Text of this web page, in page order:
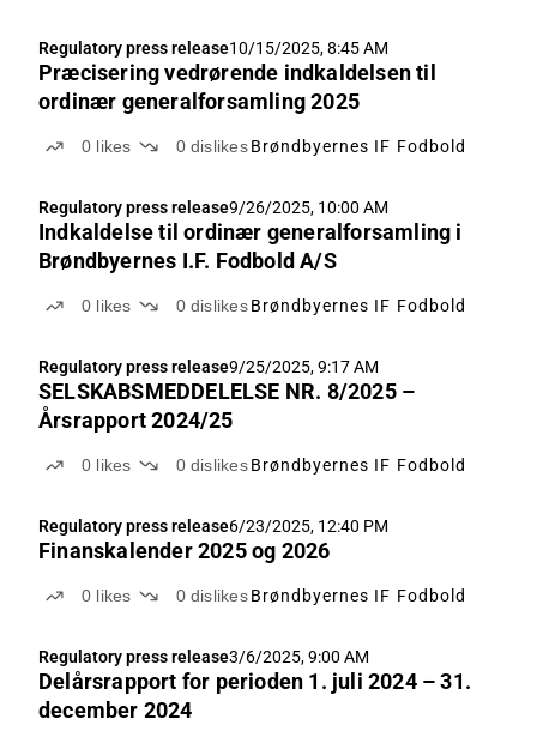
Regulatory press release10/15/2025, 8:45 AM
Præcisering vedrørende indkaldelsen til
ordinær generalforsamling 2025
0 likes 0 dislikes Brøndbyernes IF Fodbold
Regulatory press release9/26/2025, 10:00 AM
Indkaldelse til ordinær generalforsamling i
Brøndbyernes I.F. Fodbold A/S
0 likes 0 dislikes Brøndbyernes IF Fodbold
Regulatory press release9/25/2025, 9:17 AM
SELSKABSMEDDELELSE NR. 8/2025 –
Årsrapport 2024/25
0 likes 0 dislikes Brøndbyernes IF Fodbold
Regulatory press release6/23/2025, 12:40 PM
Finanskalender 2025 og 2026
0 likes 0 dislikes Brøndbyernes IF Fodbold
Regulatory press release3/6/2025, 9:00 AM
Delårsrapport for perioden 1. juli 2024 – 31.
december 2024